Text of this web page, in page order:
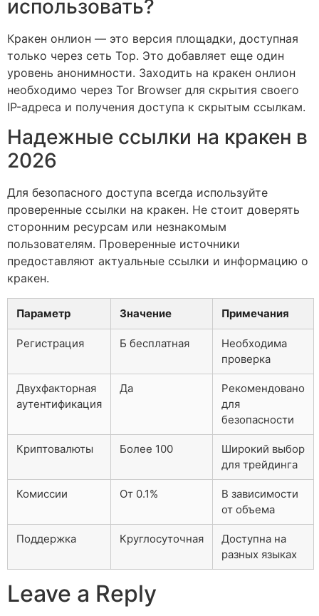
использовать?
Кракен онлион — это версия площадки, доступная
только через сеть Тор. Это добавляет еще один
уровень анонимности. Заходить на кракен онлион
необходимо через Tor Browser для скрытия своего
IP-адреса и получения доступа к скрытым ссылкам.
Надежные ссылки на кракен в
2026
Для безопасного доступа всегда используйте
проверенные ссылки на кракен. Не стоит доверять
сторонним ресурсам или незнакомым
пользователям. Проверенные источники
предоставляют актуальные ссылки и информацию о
кракен.
Параметр Значение Примечания
Регистрация Б бесплатная
Необходима
проверка
Двухфакторная
аутентификация
Да
Рекомендовано
для
безопасности
Криптовалюты Более 100
Широкий выбор
для трейдинга
Комиссии От 0.1%
В зависимости
от объема
Поддержка Круглосуточная
Доступна на
разных языках
Leave a Reply